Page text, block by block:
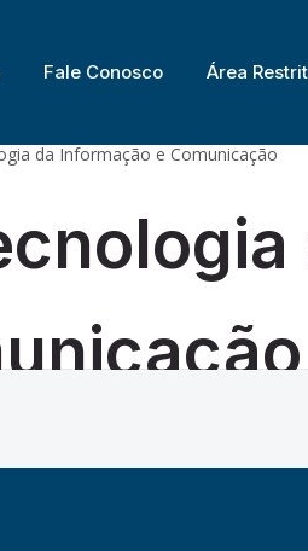
Fale Conosco Área
da Informação e Comunicação